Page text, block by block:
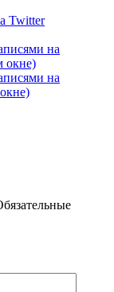
Twitter
на
окне)
на